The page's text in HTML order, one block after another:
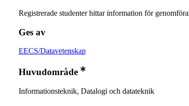
Registrerade studenter hittar information för
Ges av
EECS/Datavetenskap
Huvudområde
Informationsteknik, Datalogi och datateknik